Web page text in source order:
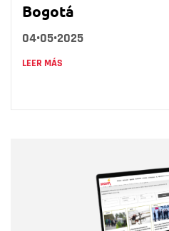
Bogotá
04•05•2025
LEER MÁS
Correo electrónico